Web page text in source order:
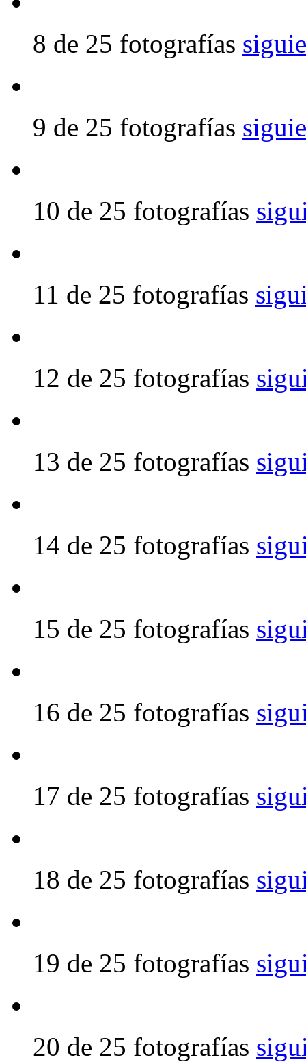
8 de 25 fotografías
9 de 25 fotografías
10 de 25 fotografías
11 de 25 fotografías
12 de 25 fotografías
13 de 25 fotografías
14 de 25 fotografías
15 de 25 fotografías
16 de 25 fotografías
17 de 25 fotografías
18 de 25 fotografías
19 de 25 fotografías
20 de 25 fotografías